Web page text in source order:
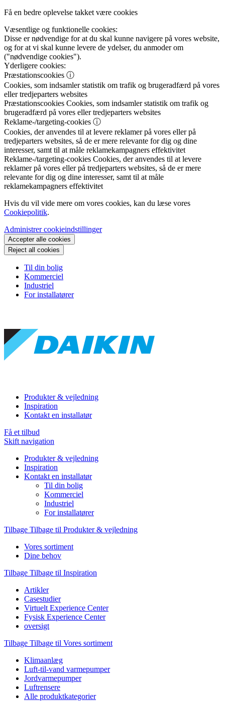
Få en bedre oplevelse takket være cookies
Væsentlige og funktionelle cookies:
Disse er nødvendige for at du skal kunne navigere på vores website,
og for at vi skal kunne levere de ydelser, du anmoder om
("nødvendige cookies").
Yderligere cookies:
Præstationscookies ⓘ
Cookies, som indsamler statistik om trafik og brugeradfærd på vores
eller tredjeparters websites
Præstationscookies Cookies, som indsamler statistik om trafik og
brugeradfærd på vores eller tredjeparters websites
Reklame-/targeting-cookies ⓘ
Cookies, der anvendes til at levere reklamer på vores eller på
tredjeparters websites, så de er mere relevante for dig og dine
interesser, samt til at måle reklamekampagners effektivitet
Reklame-/targeting-cookies Cookies, der anvendes til at levere
reklamer på vores eller på tredjeparters websites, så de er mere
relevante for dig og dine interesser, samt til at måle
reklamekampagners effektivitet
Hvis du vil vide mere om vores cookies, kan du læse vores
Cookiepolitik.
Administrer cookieindstillinger
Accepter alle cookies
Reject all cookies
Til din bolig
Kommerciel
Industriel
For installatører
Produkter & vejledning
Inspiration
Kontakt en installatør
Få et tilbud
Skift navigation
Produkter & vejledning
Inspiration
Kontakt en installatør
Til din bolig
Kommerciel
Industriel
For installatører
Tilbage Tilbage til Produkter & vejledning
Vores sortiment
Dine behov
Tilbage Tilbage til Inspiration
Artikler
Casestudier
Virtuelt Experience Center
Fysisk Experience Center
oversigt
Tilbage Tilbage til Vores sortiment
Klimaanlæg
Luft-til-vand varmepumper
Jordvarmepumper
Luftrensere
Alle produktkategorier